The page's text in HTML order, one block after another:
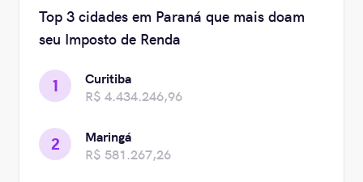
Top 3 cidades em Paraná que mais doam
seu Imposto de Renda
1
Curitiba
R$ 4.434.246,96
2
Maringá
R$ 581.267,26